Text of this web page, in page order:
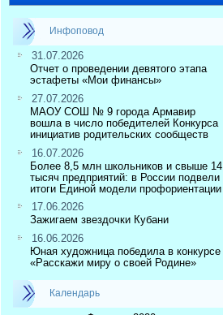
Инфоповод
31.07.2026
Отчет о проведении девятого этапа
эстафеты «Мои финансы»
27.07.2026
МАОУ СОШ № 9 города Армавир
вошла в число победителей Конкурса
инициатив родительских сообществ
16.07.2026
Более 8,5 млн школьников и свыше 14
тысяч предприятий: в России подвели
итоги Единой модели профориентации
17.06.2026
Зажигаем звездочки Кубани
16.06.2026
Юная художница победила в конкурсе
«Расскажи миру о своей Родине»
Календарь